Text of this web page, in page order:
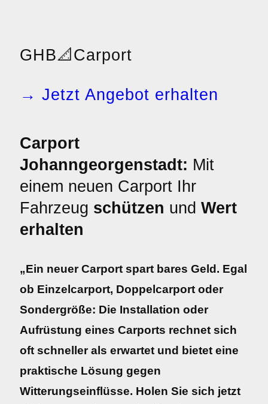
GHB📐 Carport
→ Jetzt Angebot erhalten
Carport
Johanngeorgenstadt: Mit
einem neuen Carport Ihr
Fahrzeug schützen und Wert
erhalten
„Ein neuer Carport spart bares Geld. Egal
ob Einzelcarport, Doppelcarport oder
Sondergröße: Die Installation oder
Aufrüstung eines Carports rechnet sich
oft schneller als erwartet und bietet eine
praktische Lösung gegen
Witterungseinflüsse. Holen Sie sich jetzt